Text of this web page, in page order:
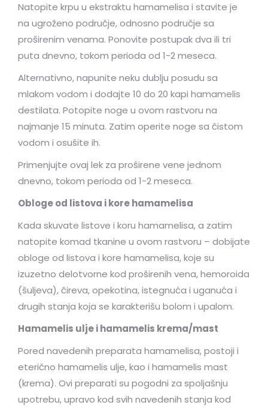
Natopite krpu u ekstraktu hamamelisa i stavite je
na ugroženo područje, odnosno područje sa
proširenim venama. Ponovite postupak dva ili tri
puta dnevno, tokom perioda od 1-2 meseca.
Alternativno, napunite neku dublju posudu sa
mlakom vodom i dodajte 10 do 20 kapi hamamelis
destilata. Potopite noge u ovom rastvoru na
najmanje 15 minuta. Zatim operite noge sa čistom
vodom i osušite ih.
Primenjujte ovaj lek za proširene vene jednom
dnevno, tokom perioda od 1-2 meseca.
Obloge od listova i kore hamamelisa
Kada skuvate listove i koru hamamelisa, a zatim
natopite komad tkanine u ovom rastvoru – dobijate
obloge od listova i kore hamamelisa, koje su
izuzetno delotvorne kod proširenih vena, hemoroida
(šuljeva), čireva, opekotina, istegnuća i uganuća i
drugih stanja koja se karakterišu bolom i upalom.
Hamamelis ulje i hamamelis krema/mast
Pored navedenih preparata hamamelisa, postoji i
eterično hamamelis ulje, kao i hamamelis mast
(krema). Ovi preparati su pogodni za spoljašnju
upotrebu, upravo kod svih navedenih stanja kod